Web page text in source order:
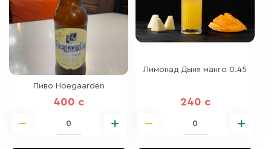
Пиво Hoegaarden
400 c
Лимонад Дыня манго 0.45
240 c